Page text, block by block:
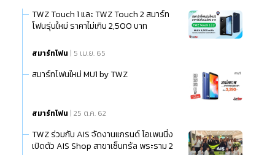
TWZ Touch 1 และ TWZ Touch 2 สมาร์ท
โฟนรุ่นใหม่ ราคาไม่เกิน 2,500 บาท
สมาร์ทโฟน | 5 เม.ย. 65
สมาร์ทโฟนใหม่ MU1 by TWZ
สมาร์ทโฟน | 25 ต.ค. 62
TWZ ร่วมกับ AIS จัดงานแกรนด์ โอเพนนิ่ง
เปิดตัว AIS Shop สาขาเซ็นทรัล พระราม 2